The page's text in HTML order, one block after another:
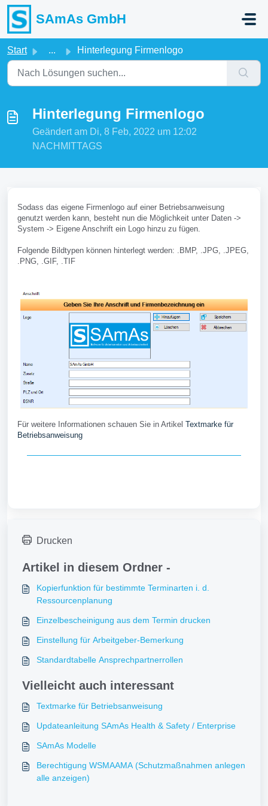
Zum hauptsächlichen Inhalt gehen
SAmAs GmbH
Start ... Hinterlegung Firmenlogo
Hinterlegung Firmenlogo
Geändert am Di, 8 Feb, 2022 um 12:02
NACHMITTAGS
Sodass das eigene Firmenlogo auf einer Betriebsanweisung
genutzt werden kann, besteht nun die Möglichkeit unter Daten ->
System -> Eigene Anschrift ein Logo hinzu zu fügen.
Folgende Bildtypen können hinterlegt werden: .BMP, .JPG, .JPEG,
.PNG, .GIF, .TIF
Für weitere Informationen schauen Sie in Artikel Textmarke für
Betriebsanweisung
Drucken
Artikel in diesem Ordner -
Kopierfunktion für bestimmte Terminarten i. d.
Ressourcenplanung
Einzelbescheinigung aus dem Termin drucken
Einstellung für Arbeitgeber-Bemerkung
Standardtabelle Ansprechpartnerrollen
Vielleicht auch interessant
Textmarke für Betriebsanweisung
Updateanleitung SAmAs Health & Safety / Enterprise
SAmAs Modelle
Berechtigung WSMAAMA (Schutzmaßnahmen anlegen
alle anzeigen)